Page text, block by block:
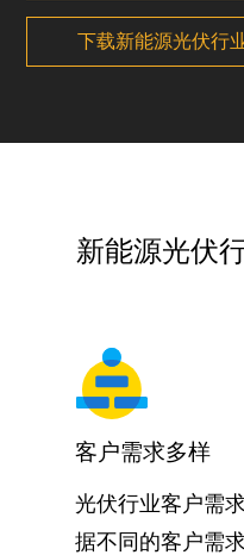
下载新能源光伏行
新能源光伏
客户需求多样
光伏行业客户需
据不同的客户需